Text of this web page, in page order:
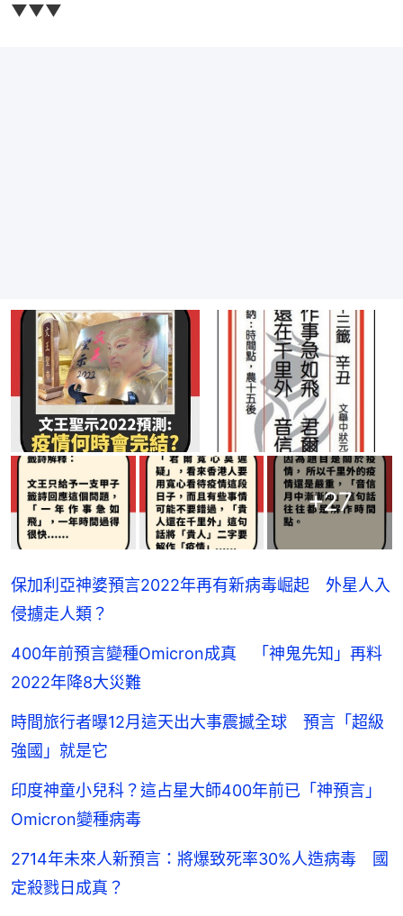
▼▼▼
+27
保加利亞神婆預言2022年再有新病毒崛起 外星人入
侵擄走人類？
400年前預言變種Omicron成真 「神鬼先知」再料
2022年降8大災難
時間旅行者曝12月這天出大事震撼全球 預言「超級
強國」就是它
印度神童小兒科？這占星大師400年前已「神預言」
Omicron變種病毒
2714年未來人新預言：將爆致死率30%人造病毒 國
定殺戮日成真？